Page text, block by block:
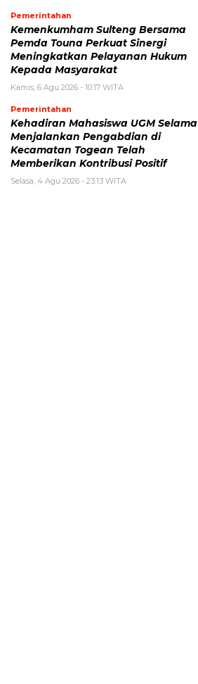
Pemerintahan
Kemenkumham Sulteng Bersama
Pemda Touna Perkuat Sinergi
Meningkatkan Pelayanan Hukum
Kepada Masyarakat
Kamis, 6 Agu 2026 - 10:17 WITA
Pemerintahan
Kehadiran Mahasiswa UGM Selama
Menjalankan Pengabdian di
Kecamatan Togean Telah
Memberikan Kontribusi Positif
Selasa, 4 Agu 2026 - 23:13 WITA